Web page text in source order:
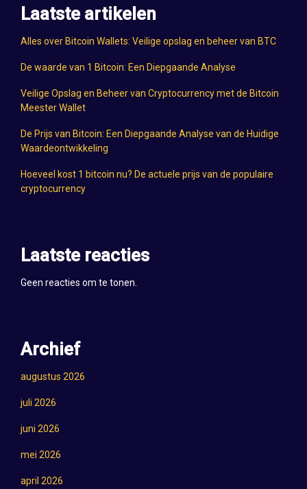
Laatste artikelen
Alles over Bitcoin Wallets: Veilige opslag en beheer van BTC
De waarde van 1 Bitcoin: Een Diepgaande Analyse
Veilige Opslag en Beheer van Cryptocurrency met de Bitcoin
Meester Wallet
De Prijs van Bitcoin: Een Diepgaande Analyse van de Huidige
Waardeontwikkeling
Hoeveel kost 1 bitcoin nu? De actuele prijs van de populaire
cryptocurrency
Laatste reacties
Geen reacties om te tonen.
Archief
augustus 2026
juli 2026
juni 2026
mei 2026
april 2026